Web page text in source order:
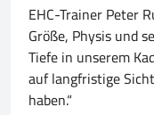
EHC-Trainer Peter
Größe, Physis und
Tiefe in unserem
auf langfristige
haben.“